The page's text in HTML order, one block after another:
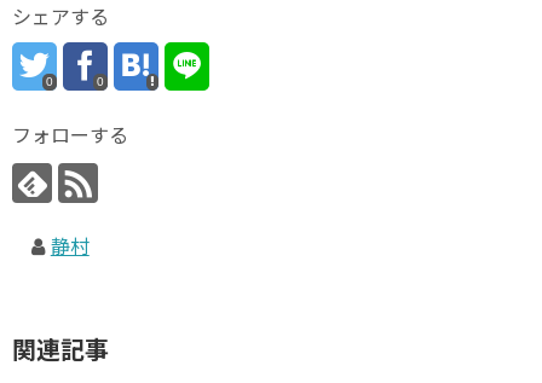
シェアする
0 0
フォローする
静村
関連記事